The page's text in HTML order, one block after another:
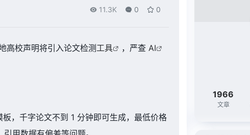
11.3K 0 0
高校声明将引入论文检测工具 ，严查 AI
， 千字论文不到 1 分钟即可生成，最低价格
1966
文章